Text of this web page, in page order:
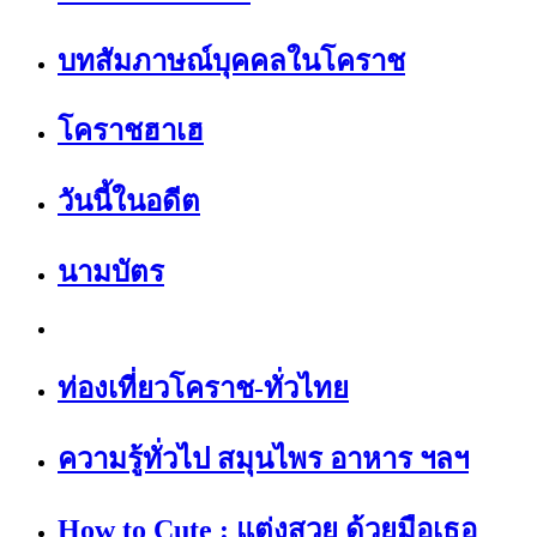
บทสัมภาษณ์บุคคลในโคราช
โคราชฮาเฮ
วันนี้ในอดีต
นามบัตร
ท่องเที่ยวโคราช-ทั่วไทย
ความรู้ทั่วไป สมุนไพร อาหาร ฯลฯ
How to Cute : แต่งสวย ด้วยมือเธอ